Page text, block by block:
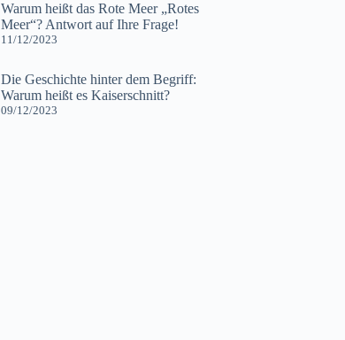
Warum heißt das Rote Meer „Rotes
Meer“? Antwort auf Ihre Frage!
11/12/2023
Die Geschichte hinter dem Begriff:
Warum heißt es Kaiserschnitt?
09/12/2023